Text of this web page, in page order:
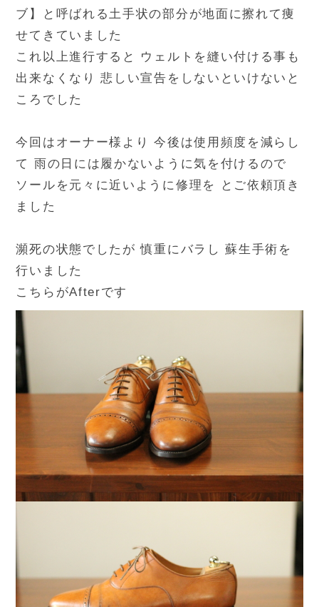
ブ】と呼ばれる土手状の部分が地面に擦れて痩
せてきていました
これ以上進行すると ウェルトを縫い付ける事も
出来なくなり 悲しい宣告をしないといけないと
ころでした
今回はオーナー様より 今後は使用頻度を減らし
て 雨の日には履かないように気を付けるので
ソールを元々に近いように修理を とご依頼頂き
ました
瀕死の状態でしたが 慎重にバラし 蘇生手術を
行いました
こちらがAfterです